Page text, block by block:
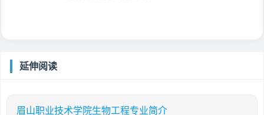
延伸阅读
眉山职业技术学院生物工程专业简介